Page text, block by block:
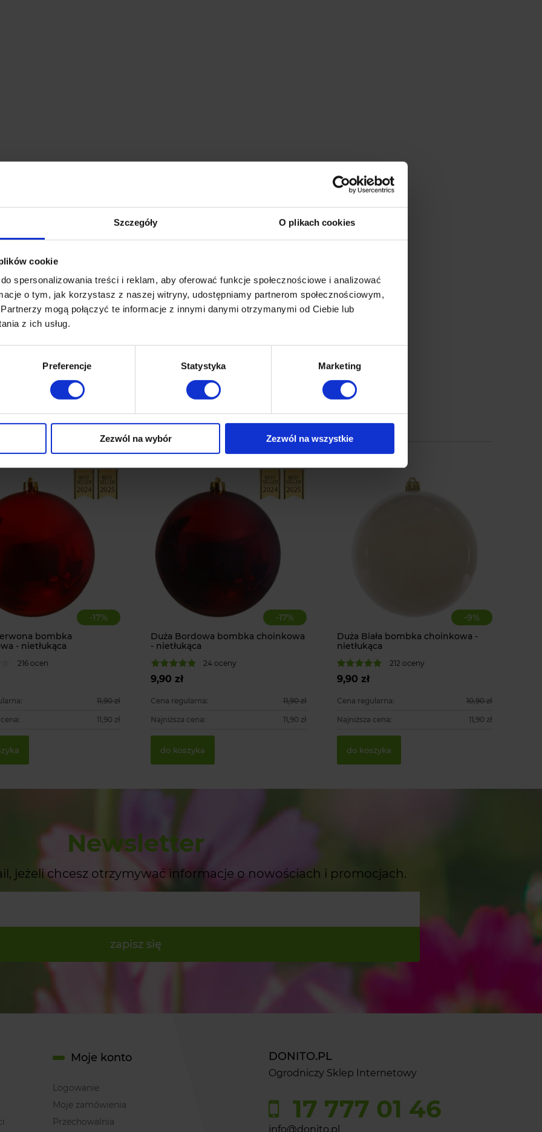
Szczegóły O plikach cookies
cookie
spersonalizowania treści i reklam, aby oferować funkcje społecznościowe i analizować
o tym, jak korzystasz z naszej witryny, udostępniamy partnerom społecznościowym,
mogą połączyć te informacje z innymi danymi otrzymanymi od Ciebie lub
z ich usług.
Preferencje Statystyka Marketing
Zezwól na wybór Zezwól na wszystkie
-17%
bombka
- nietłukąca
216 ocen
11,90 zł
11,90 zł
-17%
Duża Bordowa bombka choinkowa
- nietłukąca
24 oceny
9,90 zł
Cena regularna: 11,90 zł
Najniższa cena: 11,90 zł
do koszyka
-9%
Duża Biała bombka choinkowa -
nietłukąca
212 oceny
9,90 zł
Cena regularna: 10,90 zł
Najniższa cena: 11,90 zł
do koszyka
Newsletter
jeżeli chcesz otrzymywać informacje o nowościach i promocjach.
zapisz się
DONITO.PL
Ogrodniczy Sklep Internetowy
17 777 01 46
info@donito.pl
Moje konto
Logowanie
Moje zamówienia
Przechowalnia